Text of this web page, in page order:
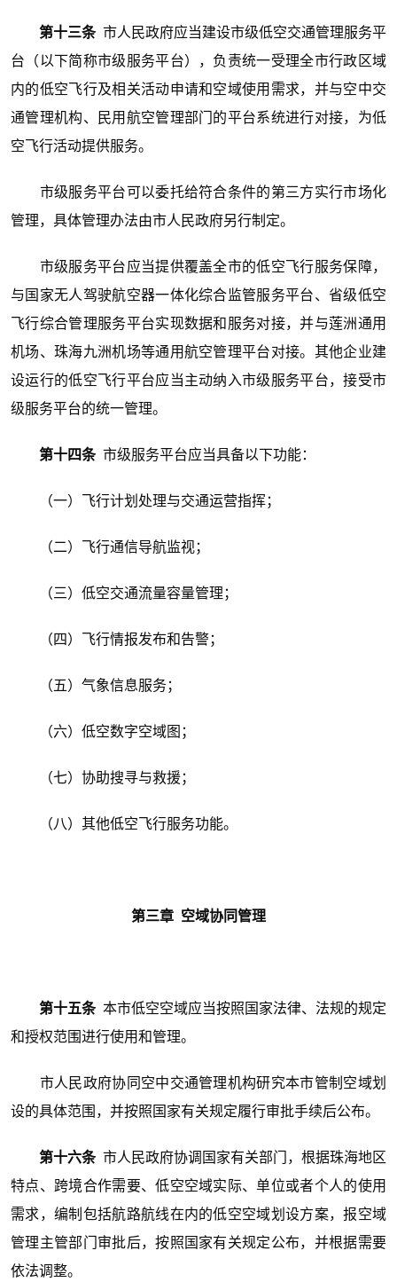
第十三条 市人民政府应当建设市级低空交通管理服务平
台（以下简称市级服务平台），负责统一受理全市行政区域
内的低空飞行及相关活动申请和空域使用需求，并与空中交
通管理机构、民用航空管理部门的平台系统进行对接，为低
空飞行活动提供服务。
市级服务平台可以委托给符合条件的第三方实行市场化
管理，具体管理办法由市人民政府另行制定。
市级服务平台应当提供覆盖全市的低空飞行服务保障，
与国家无人驾驶航空器一体化综合监管服务平台、省级低空
飞行综合管理服务平台实现数据和服务对接，并与莲洲通用
机场、珠海九洲机场等通用航空管理平台对接。其他企业建
设运行的低空飞行平台应当主动纳入市级服务平台，接受市
级服务平台的统一管理。
第十四条 市级服务平台应当具备以下功能：
（一）飞行计划处理与交通运营指挥；
（二）飞行通信导航监视；
（三）低空交通流量容量管理；
（四）飞行情报发布和告警；
（五）气象信息服务；
（六）低空数字空域图；
（七）协助搜寻与救援；
（八）其他低空飞行服务功能。
第三章 空域协同管理
第十五条 本市低空空域应当按照国家法律、法规的规定
和授权范围进行使用和管理。
市人民政府协同空中交通管理机构研究本市管制空域划
设的具体范围，并按照国家有关规定履行审批手续后公布。
第十六条 市人民政府协调国家有关部门，根据珠海地区
特点、跨境合作需要、低空空域实际、单位或者个人的使用
需求，编制包括航路航线在内的低空空域划设方案，报空域
管理主管部门审批后，按照国家有关规定公布，并根据需要
依法调整。